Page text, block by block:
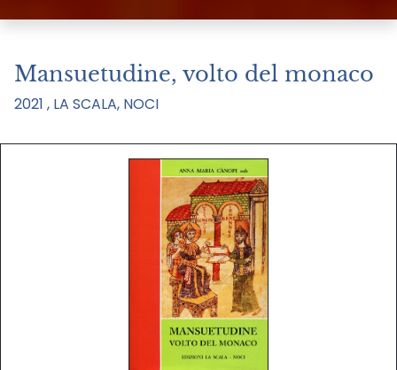
Mansuetudine, volto del monaco
2021 , LA SCALA, NOCI